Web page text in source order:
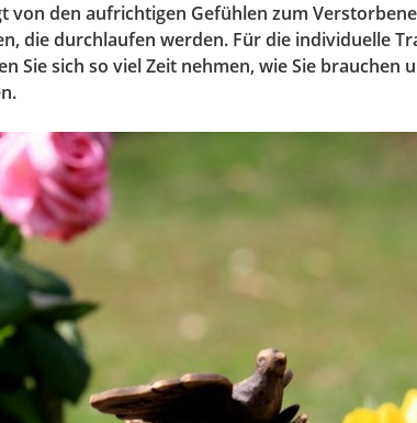
von den aufrichtigen Gefühlen zum
die durchlaufen werden. Für die individuelle
Sie sich so viel Zeit nehmen, wie Sie brauchen